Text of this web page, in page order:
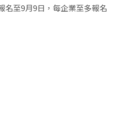
名至9月9日，每企業至多報名